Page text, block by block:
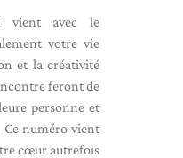
vient avec le
votre vie
et la créativité
feront de
personne et
numéro vient
cœur autrefois